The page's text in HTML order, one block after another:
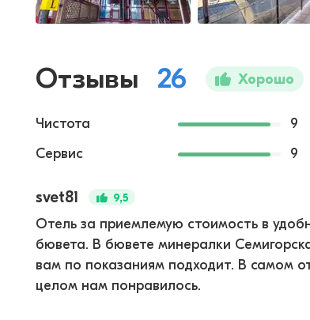
Отзывы 26 Хорошо
Чистота 9
Сервис
9
svet81 9,5
Отель за приемлемую стоимость в
бювета. В бювете минералки
вам по показаниям подходит. В самом
целом нам понравилось.